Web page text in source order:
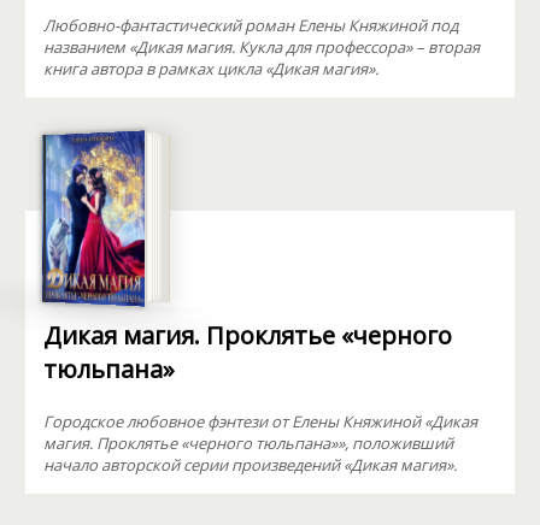
Любовно-фантастический роман Елены Княжиной под
названием «Дикая магия. Кукла для профессора» – вторая
книга автора в рамках цикла «Дикая магия».
Дикая магия. Проклятье «черного
тюльпана»
Городское любовное фэнтези от Елены Княжиной «Дикая
магия. Проклятье «черного тюльпана»», положивший
начало авторской серии произведений «Дикая магия».